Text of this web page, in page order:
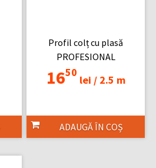
Profil colț cu plasă
PROFESIONAL
1650
lei /2.5 m
ADAUGĂ ÎN COȘ